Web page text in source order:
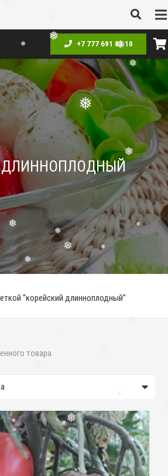
❅
❅
❅
❅
❅
❅
❅
❅
❅
❅
❅
❅
❅
❅
❅
❅
+7 777 691 83 10
ДЛИННОПЛОДНЫЙ
“корейский длинноплодный”
товара